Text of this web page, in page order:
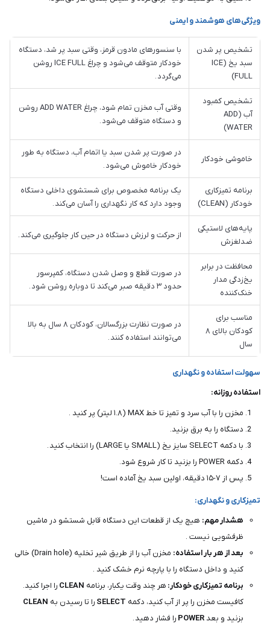
ویژگی‌های هوشمند و ایمنی
تشخیص پر شدن
سبد یخ (ICE
FULL)
با سنسورهای مادون قرمز، وقتی سبد پر شد، دستگاه
خودکار متوقف می‌شود و چراغ ICE FULL روشن
می‌گردد .
تشخیص کمبود
آب (ADD
WATER)
وقتی آب مخزن تمام شود، چراغ ADD WATER روشن
و دستگاه متوقف می‌شود .
خاموشی خودکار
در صورت پر شدن سبد یا اتمام آب، دستگاه به طور
خودکار خاموش می‌شود .
برنامه تمیزکاری
خودکار (CLEAN)
یک برنامه مخصوص برای شستشوی داخلی دستگاه
وجود دارد که کار نگهداری را آسان می‌کند .
پایه‌های لاستیکی
ضدلغزش
از حرکت و لرزش دستگاه در حین کار جلوگیری می‌کند .
محافظت در برابر
یخ‌زدگی مدار
خنک‌کننده
در صورت قطع و وصل شدن دستگاه، کمپرسور
حدود ۳ دقیقه صبر می‌کند تا دوباره روشن شود .
مناسب برای
کودکان بالای ۸
سال
در صورت نظارت بزرگسالان، کودکان ۸ سال به بالا
می‌توانند استفاده کنند .
سهولت استفاده و نگهداری
استفاده روزانه:
مخزن را با آب سرد و تمیز تا خط MAX (۱.۸ لیتر) پر کنید .
دستگاه را به برق بزنید.
با دکمه SELECT سایز یخ (SMALL یا LARGE) را انتخاب کنید .
دکمه POWER را بزنید تا کار شروع شود.
پس از ۷-۱۵ دقیقه، اولین سبد یخ آماده است!
تمیزکاری و نگهداری:
هشدار مهم: هیچ یک از قطعات این دستگاه قابل شستشو در ماشین
ظرفشویی نیست .
بعد از هر بار استفاده:
مخزن آب را از طریق شیر تخلیه (Drain hole) خالی
کنید و داخل دستگاه را با پارچه نرم خشک کنید .
برنامه تمیزکاری خودکار: هر چند وقت یکبار، برنامه CLEAN را اجرا کنید.
کافیست مخزن را پر از آب کنید، دکمه SELECT را تا رسیدن به CLEAN
بزنید و بعدPOWER را فشار دهید .